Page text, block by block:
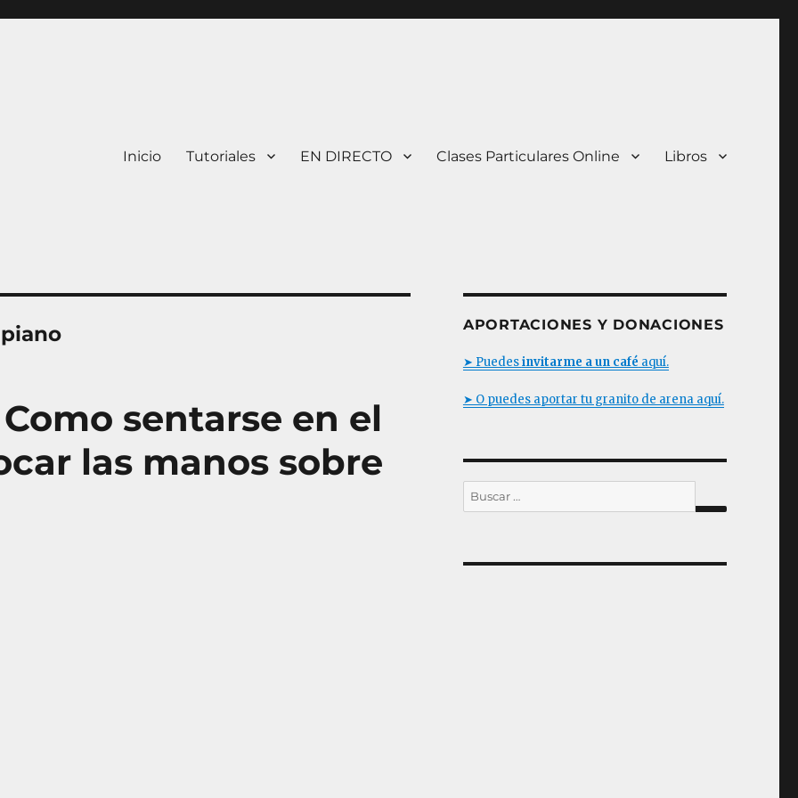
Inicio Tutoriales EN DIRECTO Clases Particulares Online Libros
sentarse en el
las manos sobre
APORTACIONES Y DONACIONES
➤ Puedesinvitarme a un café aquí.
➤ O puedes aportar tu granito de arena aquí.
Buscar
por:
BUSCAR